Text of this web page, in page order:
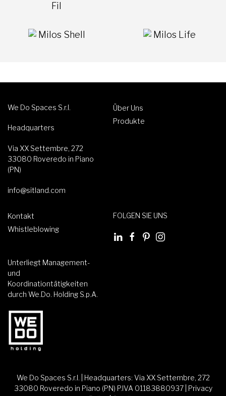
Fil
Milos Shell Milos Life
We Do Spaces S.r.l.
Headquarters
Via XX Settembre, 272
33080 Roveredo in Piano
(PN)
info@sitland.com
Über Uns
Produkte
Kontakt
Whistleblowing
FOLGEN SIE UNS
Unterliegt Management-
und
Koordinationtätigkeiten
durch We.Do. Holding S.p.A.
We Do Spaces S.r.l. | Headquarters: Via XX Settembre, 272
33080 Roveredo in Piano (PN) P.IVA 01183880937 | Privacy